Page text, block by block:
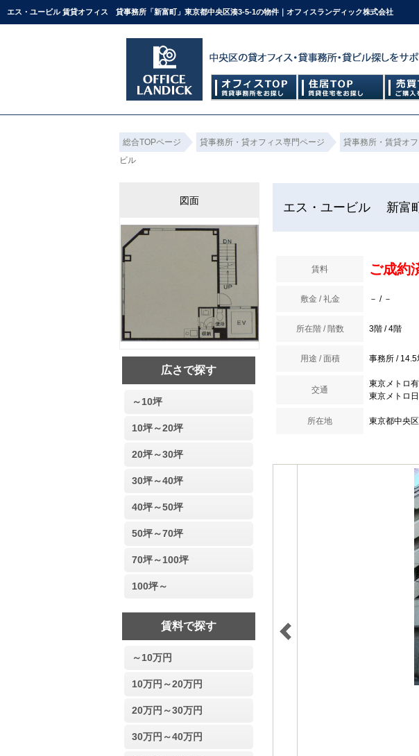
エス・ユービル 賃貸オフィス 貸事務所「新富町」東京都中央区湊3-5-1の物件｜オフィスランディック株式会社
総合TOPページ 貸事務所・貸オフィス専門ページ 貸事務所・賃貸オ
ビル
エス・ユービル 新富
賃料 ご成約
敷金 / 礼金 － / －
所在階 / 階数 3階 / 4階
用途 / 面積 事務所 / 14.5
交通
東京メトロ
東京メトロ
所在地 東京都中央
図面
広さで探す
～10坪
10坪～20坪
20坪～30坪
30坪～40坪
40坪～50坪
50坪～70坪
70坪～100坪
100坪～
賃料で探す
～10万円
10万円～20万円
20万円～30万円
30万円～40万円